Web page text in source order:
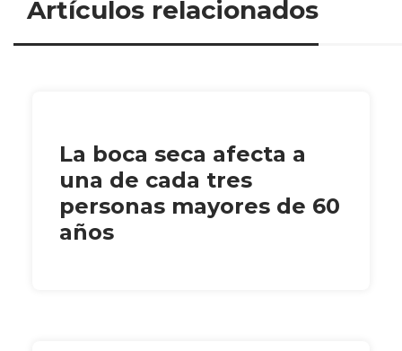
Artículos relacionados
La boca seca afecta a
una de cada tres
personas mayores de 60
años